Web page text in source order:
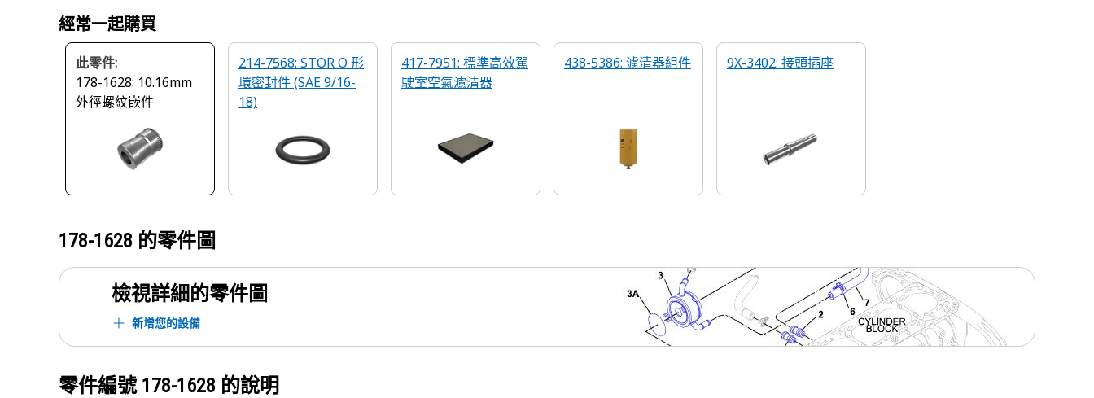
經常一起購買
此零件:
178-1628: 10.16mm
外徑螺紋嵌件
214-7568: STOR O 形
環密封件 (SAE 9/16-
18)
417-7951: 標準高效駕
駛室空氣濾清器
438-5386: 濾清器組件 9X-3402: 接頭插座
178-1628 的零件圖
檢視詳細的零件圖
新增您的設備
零件編號 178-1628 的說明